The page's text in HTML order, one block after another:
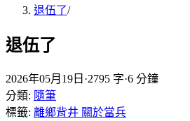
退伍了/
退伍了
2026年05月19日 ·2795 字·6 分鐘
分類: 隨筆
標籤: 離鄉背井 關於當兵